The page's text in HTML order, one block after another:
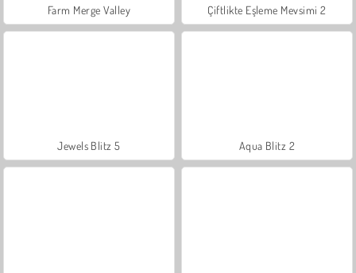
Farm Merge Valley Çiftlikte Eşleme Mevsimi 2
Jewels Blitz 5 Aqua Blitz 2